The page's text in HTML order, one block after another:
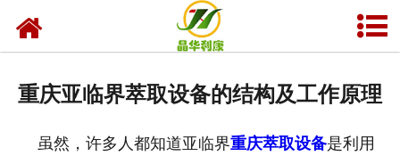
重庆亚临界萃取设备的结构及工作原理
虽然，许多人都知道亚临界重庆萃取设备是利用